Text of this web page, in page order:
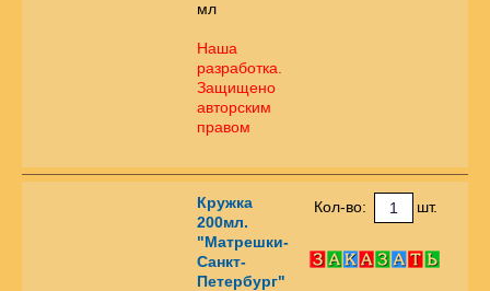
мл
Наша
разработка.
Защищено
авторским
правом
Кружка
200мл.
"Матрешки-
Санкт-
Петербург"
Кол-во: шт.